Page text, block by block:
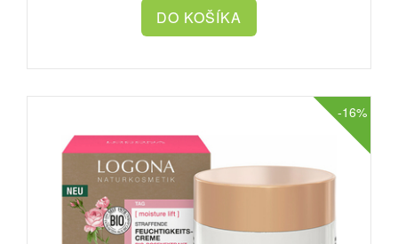
-16%